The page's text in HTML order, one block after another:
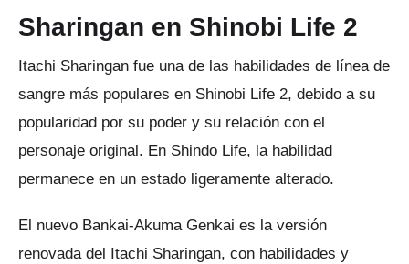
Sharingan en Shinobi Life 2
Itachi Sharingan fue una de las habilidades de línea de
sangre más populares en Shinobi Life 2, debido a su
popularidad por su poder y su relación con el
personaje original. En Shindo Life, la habilidad
permanece en un estado ligeramente alterado.
El nuevo Bankai-Akuma Genkai es la versión
renovada del Itachi Sharingan, con habilidades y